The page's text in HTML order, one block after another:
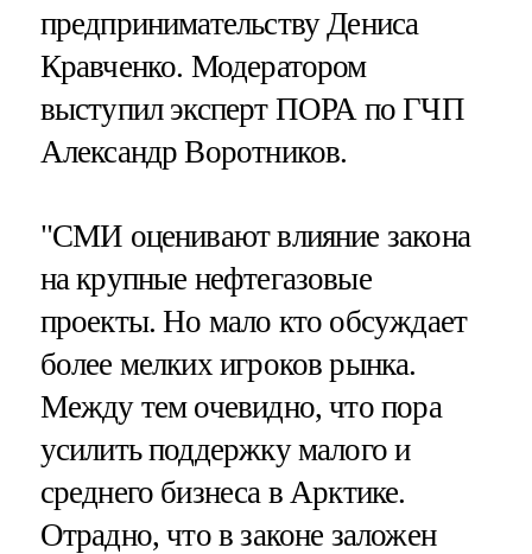
предпринимательству Дениса
Кравченко. Модератором
выступил эксперт ПОРА по ГЧП
Александр Воротников.
"СМИ оценивают влияние закона
на крупные нефтегазовые
проекты. Но мало кто обсуждает
более мелких игроков рынка.
Между тем очевидно, что пора
усилить поддержку малого и
среднего бизнеса в Арктике.
Отрадно, что в законе заложен